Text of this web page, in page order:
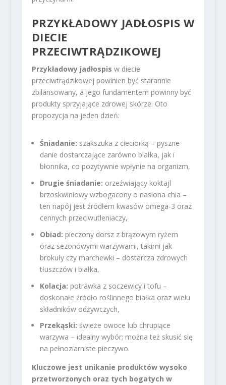
PRZYKŁADOWY JADŁOSPIS W
DIECIE
PRZECIWTRĄDZIKOWEJ
Przykładowy jadłospis w diecie
przeciwtrądzikowej powinien być starannie
zbilansowany, a jego fundamentem powinny być
produkty sprzyjające zdrowej skórze. Oto
propozycja na jeden dzień:
Śniadanie: szakszuka z cieciorką – pyszne
danie dostarczające zarówno białka, jak i
błonnika, co pozytywnie wpłynie na organizm,
Drugie śniadanie: orzeźwiający koktajl
brzoskwiniowy wzbogacony o nasiona chia –
ten napój jest źródłem kwasów omega-3 oraz
cennych przeciwutleniaczy,
Obiad: pieczony dorsz z brązowym ryżem
oraz sezonowymi warzywami, takimi jak
brokuły czy marchewki – dostarcza zdrowych
tłuszczów i białka,
Kolacja: potrawka z soczewicy i tofu –
doskonałe źródło roślinnego białka oraz wielu
składników odżywczych,
Przekąski: świeże owoce lub chrupiące
warzywa – idealny wybór; można też skusić się
na pełnoziarniste pieczywo.
Kluczowe jest unikanie produktów wysoko
przetworzonych oraz tych bogatych w